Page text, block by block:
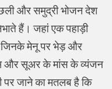
और समुद्री भोजन देश
हैं। जहां एक पहाड़ी
जिनके मेनू पर भेड़ और
और सूअर के मांस के व्यंजन
पर जाने का मतलब है कि